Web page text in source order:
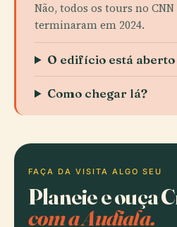
Não, todos os tours no
terminaram em 2024.
O edifício está
Como chegar lá?
FAÇA DA VISITA ALGO SEU
Planeie e ouça
com a Audiala.